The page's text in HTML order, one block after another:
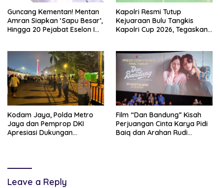
Guncang Kementan! Mentan
Amran Siapkan ‘Sapu Besar’,
Hingga 20 Pejabat Eselon I
Kapolri Resmi Tutup
Kejuaraan Bulu Tangkis
Kapolri Cup 2026, Tegaskan
Kodam Jaya, Polda Metro
Jaya dan Pemprop DKI
Apresiasi Dukungan
Film “Dan Bandung” Kisah
Perjuangan Cinta Karya Pidi
Baiq dan Arahan Rudi
Leave a Reply